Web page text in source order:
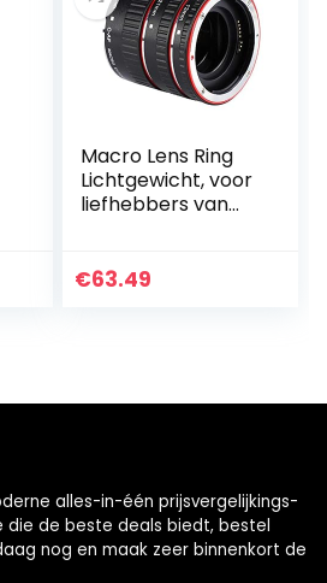
Macro Lens Ring
Lichtgewicht, voor
liefhebbers van
€63.49
alles-in-één prijsvergelijkings-
die de beste deals biedt, bestel
nog en maak zeer binnenkort de